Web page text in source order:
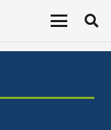
secara YoY